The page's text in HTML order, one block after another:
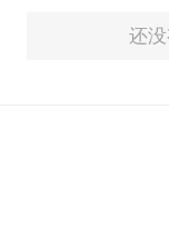
成本有序下
还